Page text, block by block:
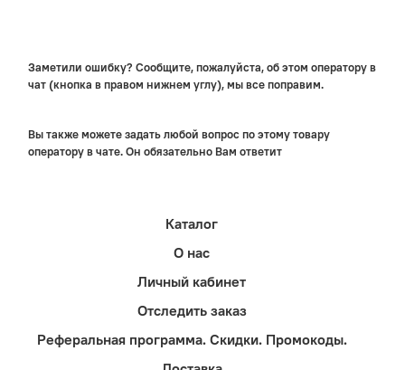
Заметили ошибку? Сообщите, пожалуйста, об этом оператору в
чат (кнопка в правом нижнем углу), мы все поправим.
Вы также можете задать любой вопрос по этому товару
оператору в чате. Он обязательно Вам ответит
Каталог
О нас
Личный кабинет
Отследить заказ
Реферальная программа. Скидки. Промокоды.